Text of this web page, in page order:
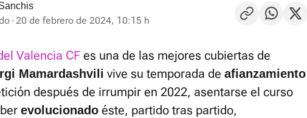
20 de febrero de 2024, 10:15 h
Valencia CF es una de las mejores cubiertas de
Mamardashvili vive su temporada de afianzamiento
después de irrumpir en 2022, asentarse el curso
evolucionado éste, partido tras partido,